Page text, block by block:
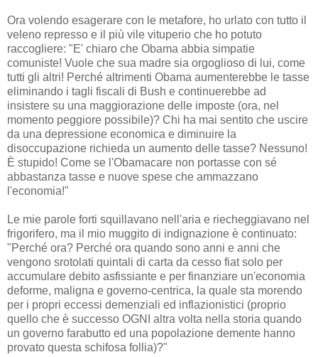
Ora volendo esagerare con le metafore, ho urlato con tutto il
veleno represso e il più vile vituperio che ho potuto
raccogliere: "E' chiaro che Obama abbia simpatie
comuniste! Vuole che sua madre sia orgoglioso di lui, come
tutti gli altri! Perché altrimenti Obama aumenterebbe le tasse
eliminando i tagli fiscali di Bush e continuerebbe ad
insistere su una maggiorazione delle imposte (ora, nel
momento peggiore possibile)? Chi ha mai sentito che uscire
da una depressione economica e diminuire la
disoccupazione richieda un aumento delle tasse? Nessuno!
È stupido! Come se l'Obamacare non portasse con sé
abbastanza tasse e nuove spese che ammazzano
l'economia!"
Le mie parole forti squillavano nell'aria e riecheggiavano nel
frigorifero, ma il mio muggito di indignazione è continuato:
"Perché ora? Perché ora quando sono anni e anni che
vengono srotolati quintali di carta da cesso fiat solo per
accumulare debito asfissiante e per finanziare un'economia
deforme, maligna e governo-centrica, la quale sta morendo
per i propri eccessi demenziali ed inflazionistici (proprio
quello che è successo OGNI altra volta nella storia quando
un governo farabutto ed una popolazione demente hanno
provato questa schifosa follia)?"